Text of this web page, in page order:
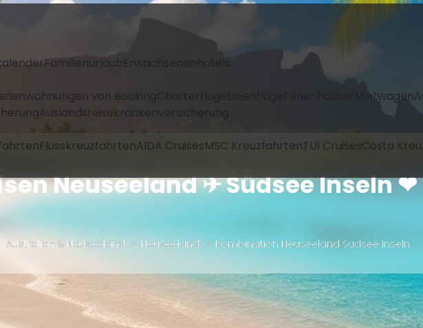
FamilienurlaubErwachsenenhotels
von Booking Mietwagen
Auslandsreisekrankenversicherung
FlusskreuzfahrtenAIDA CruisesMSC KreuzfahrtenTUI CruisesCosta
Neuseeland ✈ Südsee Inseln ❤
Australien & Neuseeland Neuseeland Kombination Neuseeland Südsee Inseln